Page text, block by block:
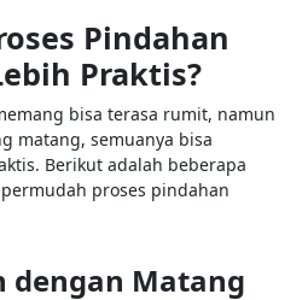
Pindahan
Praktis?
bisa terasa rumit, namun
matang, semuanya bisa
Berikut adalah beberapa
proses pindahan
dengan Matang